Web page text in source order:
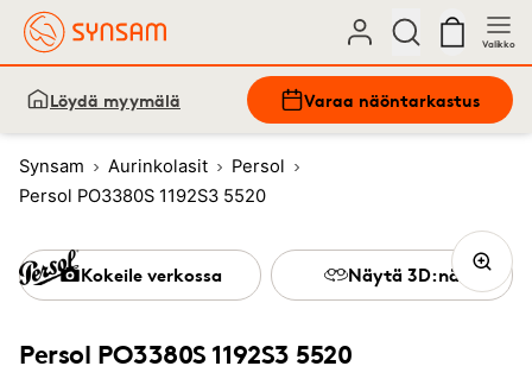
Valikko
Löydä myymälä Varaa näöntarkastus
Synsam Aurinkolasit
Persol
Persol PO3380S 1192S3 5520
Persol PO3380S 1192S3 5520
Kokeile verkossa Näytä 3D:nä